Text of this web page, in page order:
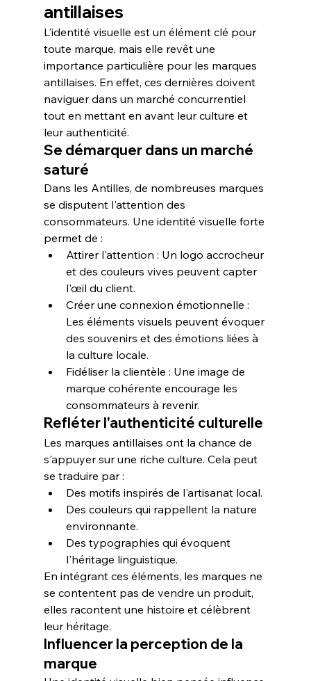
antillaises
L'identité visuelle est un élément clé pour
toute marque, mais elle revêt une
importance particulière pour les marques
antillaises. En effet, ces dernières doivent
naviguer dans un marché concurrentiel
tout en mettant en avant leur culture et
leur authenticité.
Se démarquer dans un marché
saturé
Dans les Antilles, de nombreuses marques
se disputent l'attention des
consommateurs. Une identité visuelle forte
permet de :
Attirer l'attention : Un logo accrocheur
et des couleurs vives peuvent capter
l'œil du client.
Créer une connexion émotionnelle :
Les éléments visuels peuvent évoquer
des souvenirs et des émotions liées à
la culture locale.
Fidéliser la clientèle : Une image de
marque cohérente encourage les
consommateurs à revenir.
Refléter l'authenticité culturelle
Les marques antillaises ont la chance de
s'appuyer sur une riche culture. Cela peut
se traduire par :
Des motifs inspirés de l'artisanat local.
Des couleurs qui rappellent la nature
environnante.
Des typographies qui évoquent
l'héritage linguistique.
En intégrant ces éléments, les marques ne
se contentent pas de vendre un produit,
elles racontent une histoire et célèbrent
leur héritage.
Influencer la perception de la
marque